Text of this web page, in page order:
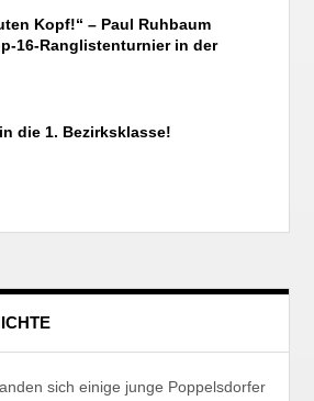
Kopf!“ – Paul Ruhbaum
16-Ranglistenturnier in der
die 1. Bezirksklasse!
sich einige junge Poppelsdorfer